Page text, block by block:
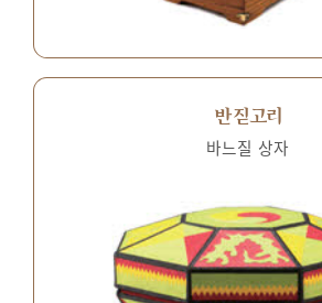
반짇고리
바느질 상자